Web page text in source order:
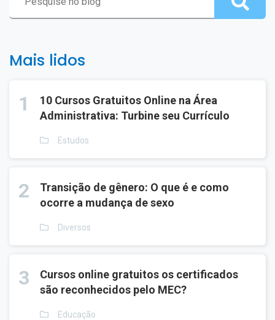
Mais lidos
1
10 Cursos Gratuitos Online na Área
Administrativa: Turbine seu Currículo
Estudos
2
Transição de gênero: O que é e como
ocorre a mudança de sexo
Diversos
3
Cursos online gratuitos os certificados
são reconhecidos pelo MEC?
Educação